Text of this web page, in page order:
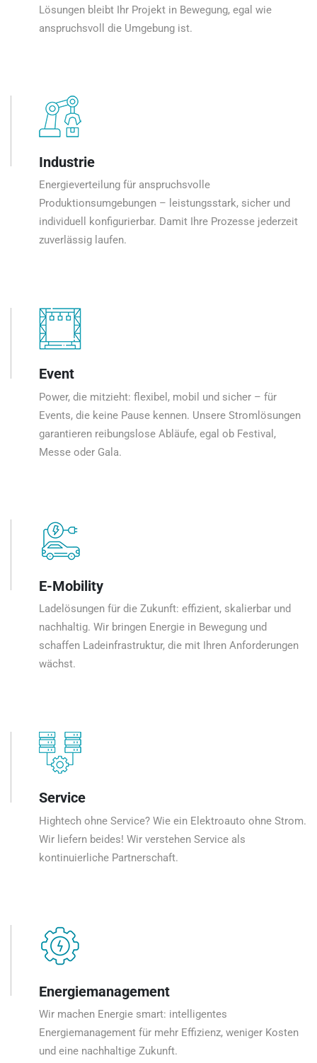
Lösungen bleibt Ihr Projekt in Bewegung, egal wie
anspruchsvoll die Umgebung ist.
Industrie
Energieverteilung für anspruchsvolle
Produktionsumgebungen – leistungsstark, sicher und
individuell konfigurierbar. Damit Ihre Prozesse jederzeit
zuverlässig laufen.
Event
Power, die mitzieht: flexibel, mobil und sicher – für
Events, die keine Pause kennen. Unsere Stromlösungen
garantieren reibungslose Abläufe, egal ob Festival,
Messe oder Gala.
E-Mobility
Ladelösungen für die Zukunft: effizient, skalierbar und
nachhaltig. Wir bringen Energie in Bewegung und
schaffen Ladeinfrastruktur, die mit Ihren Anforderungen
wächst.
Service
Hightech ohne Service? Wie ein Elektroauto ohne Strom.
Wir liefern beides! Wir verstehen Service als
kontinuierliche Partnerschaft.
Energiemanagement
Wir machen Energie smart: intelligentes
Energiemanagement für mehr Effizienz, weniger Kosten
und eine nachhaltige Zukunft.